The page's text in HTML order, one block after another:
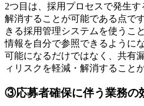
2つ目は、採用プロセスで発生
解消することが可能である点で
きる採用管理システムを使うこ
情報を自分で参照できるように
可能になるだけではなく、共有
ィリスクを軽減・解消すること
③応募者確保に伴う業務の